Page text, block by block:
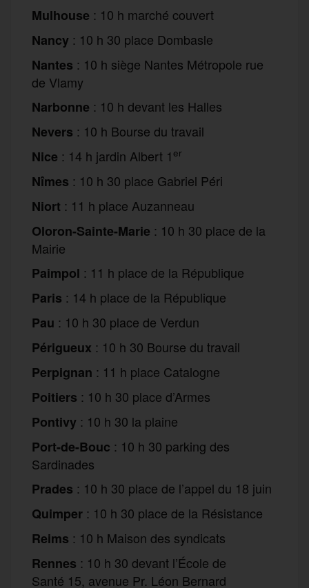
Mulhouse : 10 h marché couvert
Nancy : 10 h 30 place Dombasle
Nantes : 10 h siège Nantes Métropole rue
de Vlamy
Narbonne : 10 h devant les Halles
Nevers : 10 h Bourse du travail
Nice : 14 h jardin Albert 1 er
Nîmes : 10 h 30 place Gabriel Péri
Niort : 11 h place Auzanneau
Oloron-Sainte-Marie : 10 h 30 place de la
Mairie
Paimpol : 11 h place de la République
Paris : 14 h place de la République
Pau : 10 h 30 place de Verdun
Périgueux : 10 h 30 Bourse du travail
Perpignan : 11 h place Catalogne
Poitiers : 10 h 30 place d’Armes
Pontivy : 10 h 30 la plaine
Port-de-Bouc : 10 h 30 parking des
Sardinades
Prades : 10 h 30 place de l’appel du 18 juin
Quimper : 10 h 30 place de la Résistance
Reims : 10 h Maison des syndicats
Rennes : 10 h 30 devant l’École de
Santé 15, avenue Pr. Léon Bernard